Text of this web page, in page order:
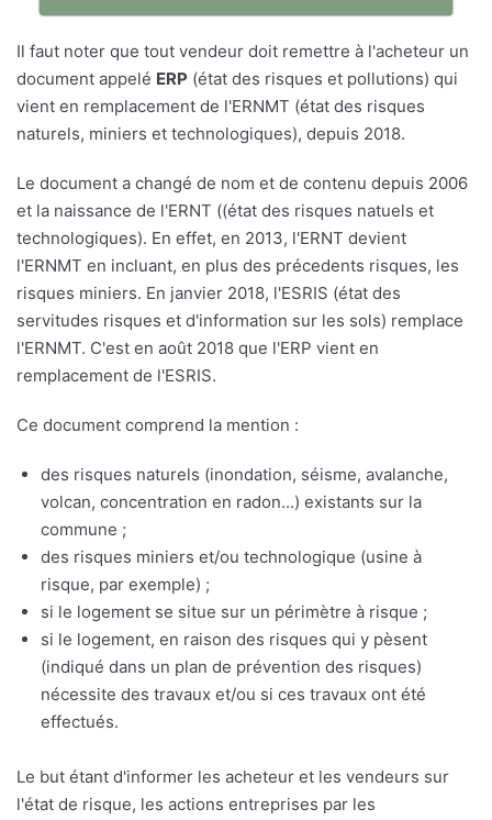
Il faut noter que tout vendeur doit remettre à l'acheteur un
document appelé ERP (état des risques et pollutions) qui
vient en remplacement de l'ERNMT (état des risques
naturels, miniers et technologiques), depuis 2018.
Le document a changé de nom et de contenu depuis 2006
et la naissance de l'ERNT ((état des risques natuels et
technologiques). En effet, en 2013, l'ERNT devient
l'ERNMT en incluant, en plus des précedents risques, les
risques miniers. En janvier 2018, l'ESRIS (état des
servitudes risques et d'information sur les sols) remplace
l'ERNMT. C'est en août 2018 que l'ERP vient en
remplacement de l'ESRIS.
Ce document comprend la mention :
des risques naturels (inondation, séisme, avalanche,
volcan, concentration en radon...) existants sur la
commune ;
des risques miniers et/ou technologique (usine à
risque, par exemple) ;
si le logement se situe sur un périmètre à risque ;
si le logement, en raison des risques qui y pèsent
(indiqué dans un plan de prévention des risques)
nécessite des travaux et/ou si ces travaux ont été
effectués.
Le but étant d'informer les acheteur et les vendeurs sur
l'état de risque, les actions entreprises par les